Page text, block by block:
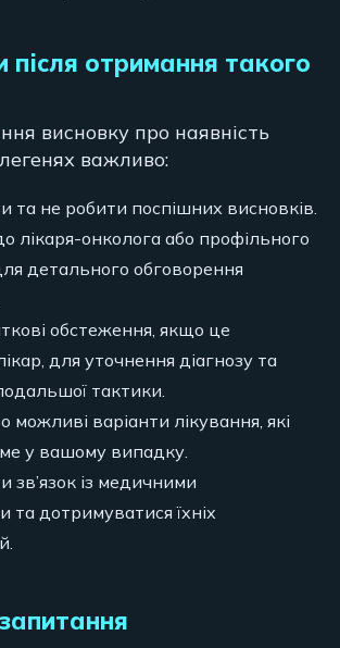
отримання такого
висновку про наявність
важливо:
та не робити поспішних висновків.
лікаря-онколога або профільного
детального обговорення
обстеження, якщо це
для уточнення діагнозу та
тактики.
можливі варіанти лікування, які
у вашому випадку.
зв’язок із медичними
та дотримуватися їхніх